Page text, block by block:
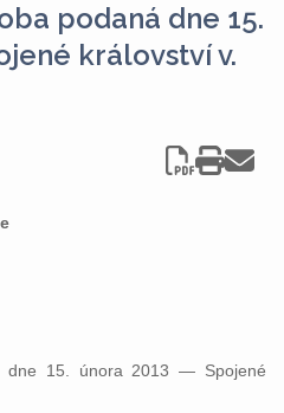
podaná dne 15.
království v.
dne 15. února 2013 — Spojené